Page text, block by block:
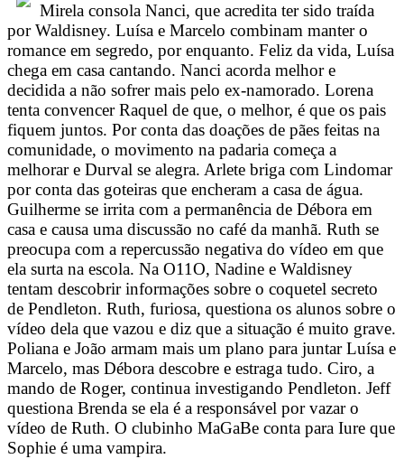
Mirela consola Nanci, que acredita ter sido traída
por Waldisney. Luísa e Marcelo combinam manter o
romance em segredo, por enquanto. Feliz da vida, Luísa
chega em casa cantando. Nanci acorda melhor e
decidida a não sofrer mais pelo ex-namorado. Lorena
tenta convencer Raquel de que, o melhor, é que os pais
fiquem juntos. Por conta das doações de pães feitas na
comunidade, o movimento na padaria começa a
melhorar e Durval se alegra. Arlete briga com Lindomar
por conta das goteiras que encheram a casa de água.
Guilherme se irrita com a permanência de Débora em
casa e causa uma discussão no café da manhã. Ruth se
preocupa com a repercussão negativa do vídeo em que
ela surta na escola. Na O11O, Nadine e Waldisney
tentam descobrir informações sobre o coquetel secreto
de Pendleton. Ruth, furiosa, questiona os alunos sobre o
vídeo dela que vazou e diz que a situação é muito grave.
Poliana e João armam mais um plano para juntar Luísa e
Marcelo, mas Débora descobre e estraga tudo. Ciro, a
mando de Roger, continua investigando Pendleton. Jeff
questiona Brenda se ela é a responsável por vazar o
vídeo de Ruth. O clubinho MaGaBe conta para Iure que
Sophie é uma vampira.